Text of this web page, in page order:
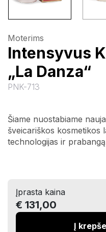
Moterims
Intensyvus
„La Danza“
PNK-713
Šiame nuostabiame
šveicariškos kosmetikos
technologijas ir
Įprasta kaina
€ 131,00
Į